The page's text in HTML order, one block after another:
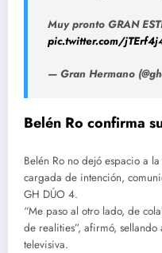
Muy pronto GRAN
pic.twitter.com/
— Gran Hermano
Belén Ro confirma
Belén Ro no dejó espacio a
cargada de intención,
GH DÚO 4.
“Me paso al otro lado, de
de realities”, afirmó, sellando
televisiva.